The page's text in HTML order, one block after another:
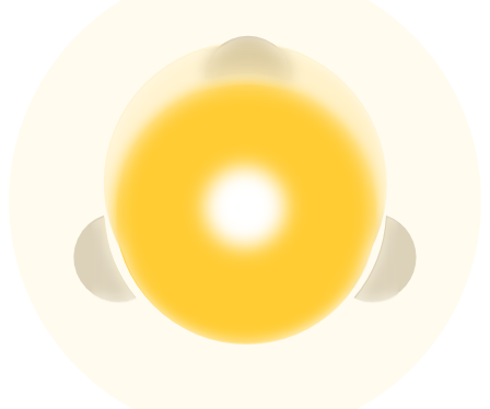
Thêm sự kiện
Nhận giải thưởng và phần thưởng độc quyền
Trung tâm phần thưởng